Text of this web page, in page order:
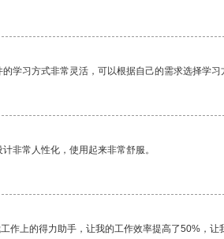
学习方式非常灵活，可以根据自己的需求选择学习
非常人性化，使用起来非常舒服。
作上的得力助手，让我的工作效率提高了50%，让